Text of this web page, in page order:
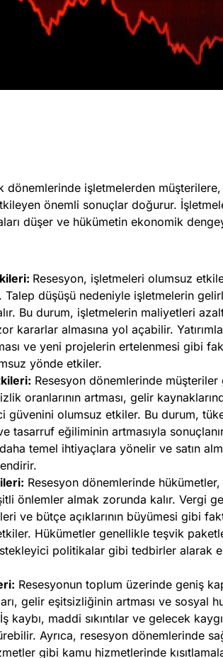
dönemlerinde işletmelerden
önemli sonuçlar doğurur.
düşer ve hükümetin ekonomik
Resesyon, işletmeleri olumsuz
düşüşü nedeniyle işletmelerin
Bu durum, işletmelerin maliyetleri
kararlar almasına yol açabilir.
ve yeni projelerin ertelenmesi gibi
yönde etkiler.
Resesyon dönemlerinde müşteriler
oranlarının artması, gelir
güvenini olumsuz etkiler. Bu durum,
tasarruf eğiliminin artmasıyla
temel ihtiyaçlara yönelir ve satın
Resesyon dönemlerinde
önlemler almak zorunda kalır. Vergi
ve bütçe açıklarının büyümesi gibi
Hükümetler genellikle teşvik
politikalar gibi tedbirler alarak
Resesyonun toplum üzerinde geniş
gelir eşitsizliğinin artması ve sosyal
kaybı, maddi sıkıntılar ve gelecek
Ayrıca, resesyon dönemlerinde
gibi kamu hizmetlerinde